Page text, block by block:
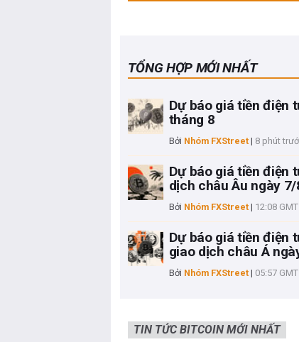
TỔNG HỢP MỚI NHẤT
Dự báo giá tiền điện
tháng 8
Bởi Nhóm FXStreet| 8 phút
Dự báo giá tiền điện
dịch châu Âu ngày 7/
Bởi Nhóm FXStreet| 12:08 GMT
Dự báo giá tiền điện
giao dịch châu Á
Bởi Nhóm FXStreet| 05:57 GMT
TIN TỨC BITCOIN MỚI NHẤT